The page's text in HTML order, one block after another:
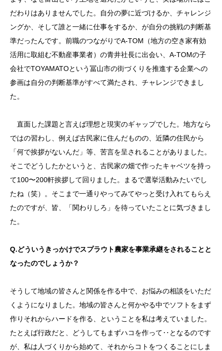
だわりはありませんでした。自分の夢に近づけるか、チャレンジ
ングか、そして誰と一緒に仕事をするか、が自分の挑戦の判断基
準だったんです。前職のつながりでA-TOM（地方の空き家有効
活用に取組む不動産事業者）の青井社長に出会い、A-TOMの子
会社でTOYAMATOという冨山市の街づくりを推進する企業への
参画は自分の判断基準がすべて満たされ、チャレンジできまし
た。
直面した課題と言えば理想と現実のギャップでした。地方なら
ではの習わし、例えば古民家に住んだものの、近隣の住民から
「何で挨拶がないんだ」等、苦言を呈されることがありました。
そこでどうしたかというと、古民家の畑で作ったキャベツを持っ
て100〜200軒挨拶して回りました。まるで選挙活動みたいでし
たね（笑）。そこまで一通りやってみてやっと受け入れてもらえ
たのですが、皆、「関わりしろ」を待っていたことに気づきまし
た。
Q.どういうきっかけでスプラウト農家を事業承継をされることと
なったのでしょうか？
そうして地域の皆さんと関係を作る中で、お悩みの相談をいただ
くようになりました。地域の皆さんと何かやる中でソフトをまず
作りそれからハードを作る、ということを私は考えていました。
たとえば行政だと、どうしてもまずハコを作って‥となるのです
が、私は人づくりから始めて、それからコトをつくることにしま